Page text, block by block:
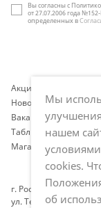
г. Ростов-на-Дону
ул. Темерницкая, 80
Акции
Новости
Вакансии
Таблица размеров
Магазины
Вы согласны с
от 27.07.2006 года
определенных в
Мы
нашем
cookies.
об